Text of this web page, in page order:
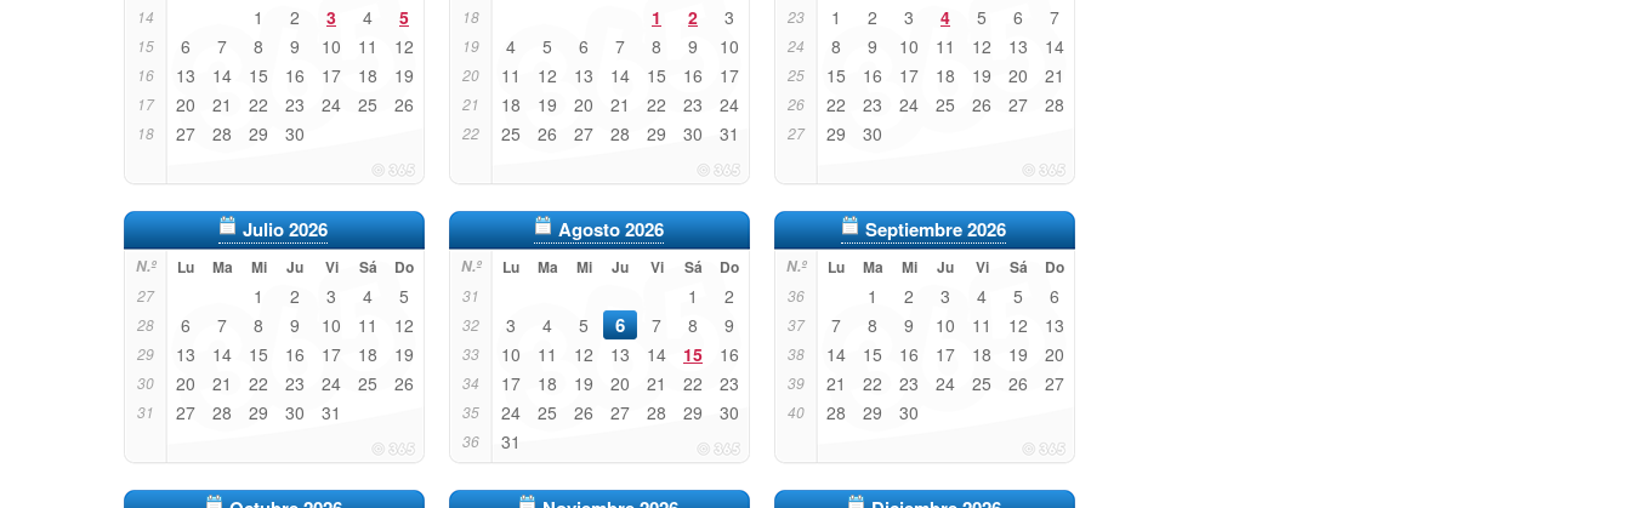
14 1 2 3 4 5
15 6 7 8 9 10 11 12
16 13 14 15 16 17 18 19
17 20 21 22 23 24 25 26
18 27 28 29 30
18 1 2 3
19 4 5 6 7 8 9 10
20 11 12 13 14 15 16 17
21 18 19 20 21 22 23 24
22 25 26 27 28 29 30 31
23 1 2 3 4 5 6 7
24 8 9 10 11 12 13 14
25 15 16 17 18 19 20 21
26 22 23 24 25 26 27 28
27 29 30
Julio 2026
N.º Lu Ma Mi Ju Vi Sá Do
27 1 2 3 4 5
28 6 7 8 9 10 11 12
29 13 14 15 16 17 18 19
30 20 21 22 23 24 25 26
31 27 28 29 30 31
Agosto 2026
N.º Lu Ma Mi Ju Vi Sá Do
31 1 2
32 3 4 5 6 7 8 9
33 10 11 12 13 14 15 16
34 17 18 19 20 21 22 23
35 24 25 26 27 28 29 30
36 31
Septiembre 2026
N.º Lu Ma Mi Ju Vi Sá Do
36 1 2 3 4 5 6
37 7 8 9 10 11 12 13
38 14 15 16 17 18 19 20
39 21 22 23 24 25 26 27
40 28 29 30